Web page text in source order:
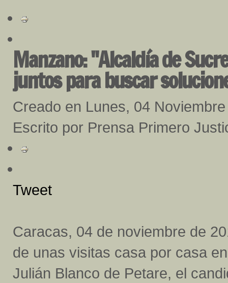
Manzano: "Alcaldía de
juntos para buscar
Creado en Lunes, 04
Escrito por Prensa Primero
Tweet
Caracas, 04 de noviembre de
de unas visitas casa por casa
Julián Blanco de Petare, el